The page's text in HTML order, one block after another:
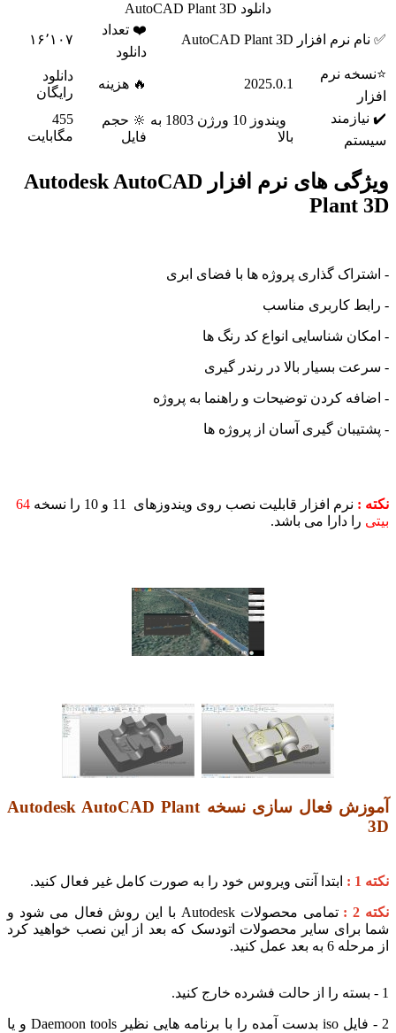
نرم افزار AutoCAD Plant 3D
❤️ تعداد
۱۶٬۱۰۷
نرم
2025.0.1 🔥 هزینه
رایگان
و‌یندوز 10 ورژن 1803 به 🔆 حجم
455
مگابایت
ویژگی های نرم افزار Autodesk AutoCAD
گذاری پروژه ها با فضای ابری
کاربری مناسب
شناسایی انواع کد رنگ ها
بسیار بالا در رندر گیری
کردن توضیحات و راهنما به پروژه
گیری آسان از پروژه ها
نرم افزار قابلیت نصب روی ویندوزهای 11 و 10 را نسخه
64
دارا می باشد.
آموزش فعال سازی نسخه Autodesk AutoCAD Plant
ابتدا آنتی ویروس خود را به صورت کامل غیر فعال کنید.
تمامی محصولات Autodesk با این روش فعال می شود و
سایر محصولات اتودسک که بعد از این نصب خواهید کرد
کنید.
2 - فایل iso بدست آمده را با برنامه هایی نظیر Daemoon tools و یا